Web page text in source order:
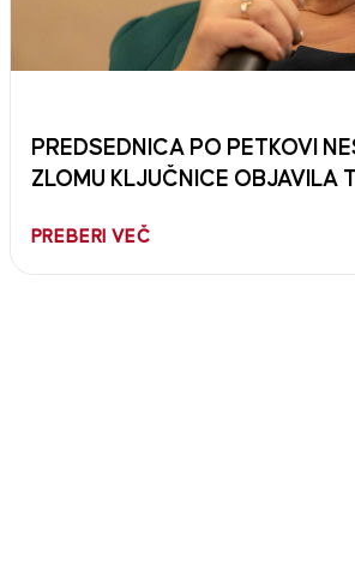
PREDSEDNICA PO PETKOVI
ZLOMU KLJUČNICE OBJAVILA
PREBERI VEČ